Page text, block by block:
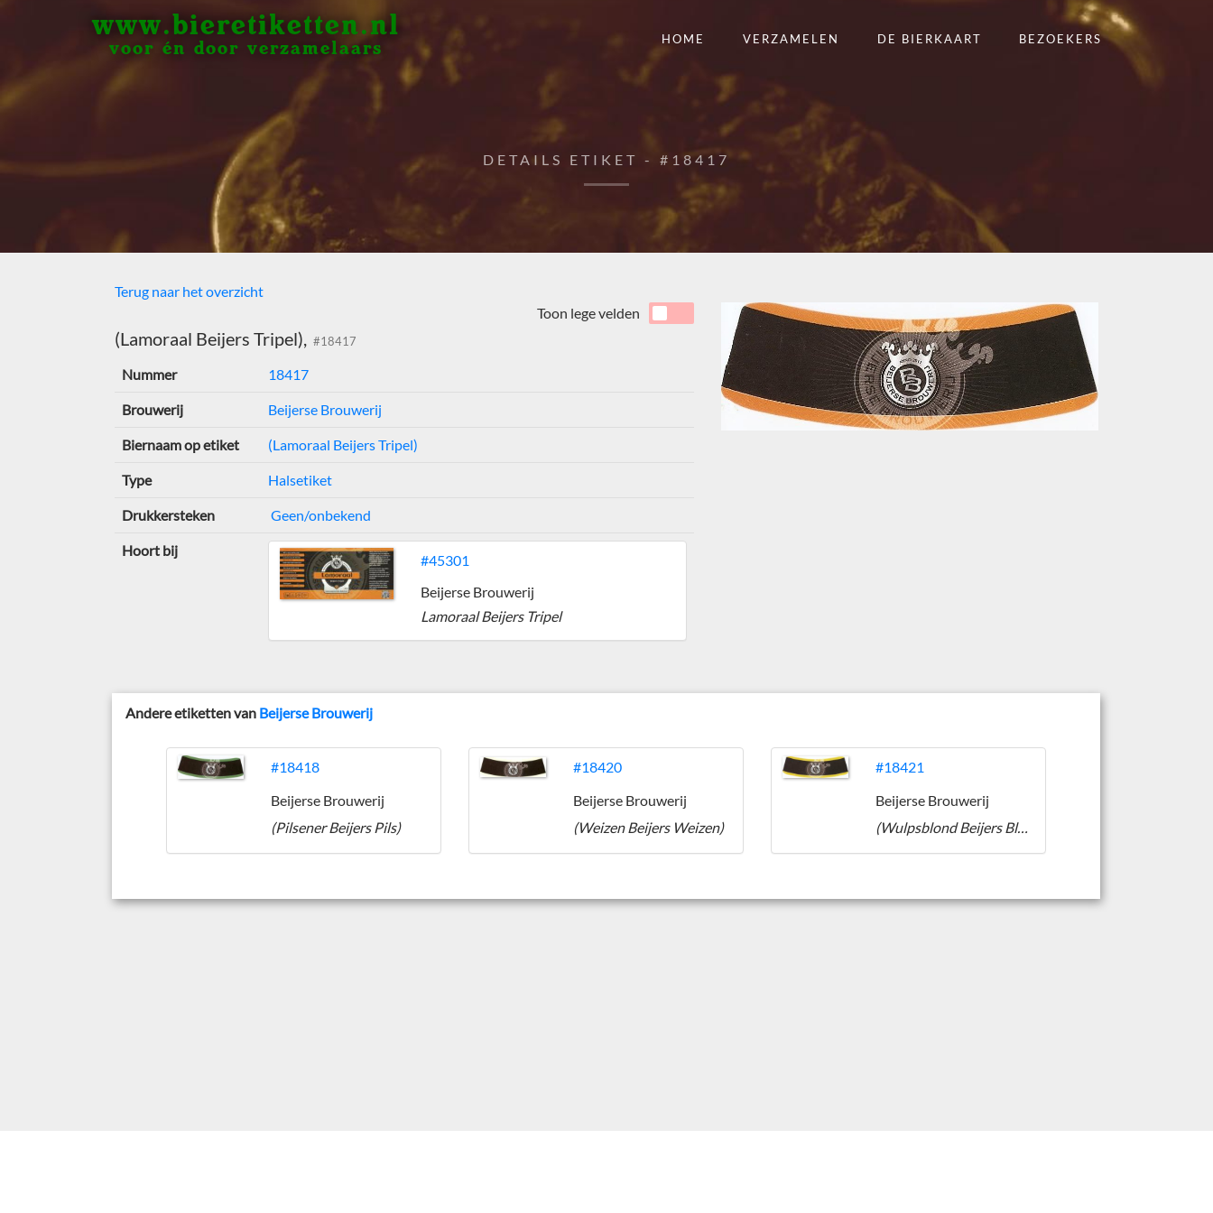
www.bieretiketten.nl
voor én door verzamelaars
HOME VERZAMELEN DE BIERKAART BEZOEKERS
DETAILS ETIKET - #18417
Terug naar het overzicht
(Lamoraal Beijers Tripel), #18417
Toon lege velden
Nummer 18417
Brouwerij Beijerse Brouwerij
Biernaam op etiket (Lamoraal Beijers Tripel)
Type Halsetiket
Drukkersteken Geen/onbekend
Hoort bij
#45301
Beijerse Brouwerij
Lamoraal Beijers Tripel
Andere etiketten van Beijerse Brouwerij
#18418
Beijerse Brouwerij
(Pilsener Beijers Pils)
#18420
Beijerse Brouwerij
(Weizen Beijers Weizen)
#18421
Beijerse Brouwerij
(Wulpsblond Beijers Blond)